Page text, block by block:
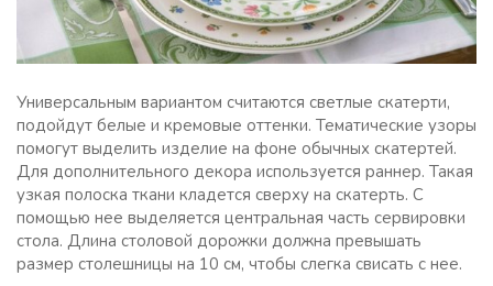
Универсальным вариантом считаются светлые скатерти,
подойдут белые и кремовые оттенки. Тематические узоры
помогут выделить изделие на фоне обычных скатертей.
Для дополнительного декора используется раннер. Такая
узкая полоска ткани кладется сверху на скатерть. С
помощью нее выделяется центральная часть сервировки
стола. Длина столовой дорожки должна превышать
размер столешницы на 10 см, чтобы слегка свисать с нее.